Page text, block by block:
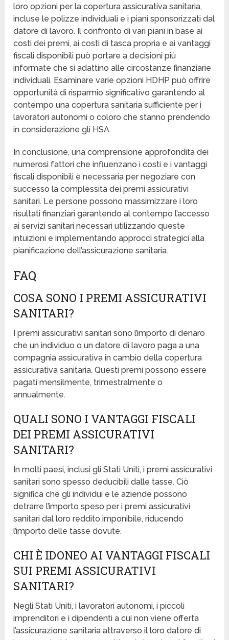
loro opzioni per la copertura assicurativa sanitaria,
incluse le polizze individuali e i piani sponsorizzati dal
datore di lavoro. Il confronto di vari piani in base ai
costi dei premi, ai costi di tasca propria e ai vantaggi
fiscali disponibili può portare a decisioni più
informate che si adattino alle circostanze finanziarie
individuali. Esaminare varie opzioni HDHP può offrire
opportunità di risparmio significativo garantendo al
contempo una copertura sanitaria sufficiente per i
lavoratori autonomi o coloro che stanno prendendo
in considerazione gli HSA.
In conclusione, una comprensione approfondita dei
numerosi fattori che influenzano i costi e i vantaggi
fiscali disponibili è necessaria per negoziare con
successo la complessità dei premi assicurativi
sanitari. Le persone possono massimizzare i loro
risultati finanziari garantendo al contempo l’accesso
ai servizi sanitari necessari utilizzando queste
intuizioni e implementando approcci strategici alla
pianificazione dell’assicurazione sanitaria.
FAQ
COSA SONO I PREMI ASSICURATIVI
SANITARI?
I premi assicurativi sanitari sono l’importo di denaro
che un individuo o un datore di lavoro paga a una
compagnia assicurativa in cambio della copertura
assicurativa sanitaria. Questi premi possono essere
pagati mensilmente, trimestralmente o
annualmente.
QUALI SONO I VANTAGGI FISCALI
DEI PREMI ASSICURATIVI
SANITARI?
In molti paesi, inclusi gli Stati Uniti, i premi assicurativi
sanitari sono spesso deducibili dalle tasse. Ciò
significa che gli individui e le aziende possono
detrarre l’importo speso per i premi assicurativi
sanitari dal loro reddito imponibile, riducendo
l’importo delle tasse dovute.
CHI È IDONEO AI VANTAGGI FISCALI
SUI PREMI ASSICURATIVI
SANITARI?
Negli Stati Uniti, i lavoratori autonomi, i piccoli
imprenditori e i dipendenti a cui non viene offerta
l’assicurazione sanitaria attraverso il loro datore di